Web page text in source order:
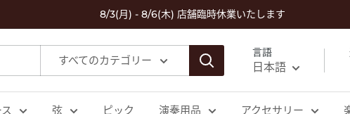
8/3(月) - 8/6(木) 店舗臨時休業いたします
すべてのカテゴリー
言語
日本語
弦 ピック 演奏用品 アクセサリー